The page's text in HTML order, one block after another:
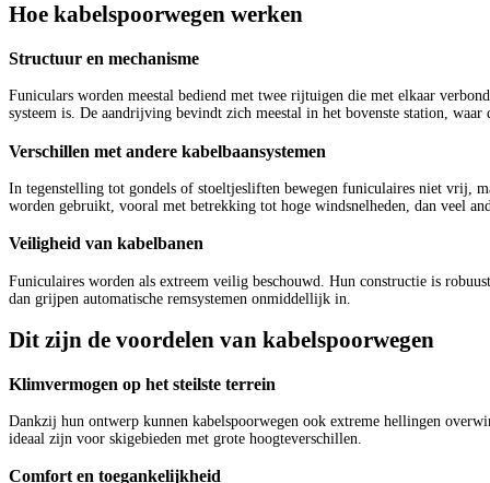
Hoe kabelspoorwegen werken
Structuur en mechanisme
Funiculars worden meestal bediend met twee rijtuigen die met elkaar
systeem is. De aandrijving bevindt zich meestal in het bovenste station,
Verschillen met andere kabelbaansystemen
In tegenstelling tot gondels of stoeltjesliften bewegen funiculaires niet vrij,
worden gebruikt, vooral met betrekking tot hoge windsnelheden, dan veel
Veiligheid van kabelbanen
Funiculaires worden als extreem veilig beschouwd. Hun constructie is
dan grijpen automatische remsystemen onmiddellijk in.
Dit zijn de voordelen van kabelspoorwegen
Klimvermogen op het steilste terrein
Dankzij hun ontwerp kunnen kabelspoorwegen ook extreme hellingen
ideaal zijn voor skigebieden met grote hoogteverschillen.
Comfort en toegankelijkheid